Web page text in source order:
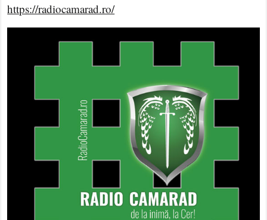
https://radiocamarad.ro/